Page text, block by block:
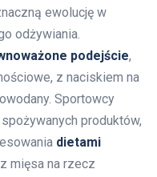
ewolucję w
odżywiania.
podejście,
z naciskiem na
Sportowcy
produktów,
dietami
mięsa na rzecz